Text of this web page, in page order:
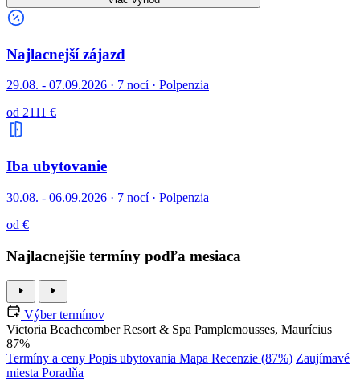
Najlacnejší zájazd
29.08. - 07.09.2026 · 7 nocí · Polpenzia
od 2111 €
Iba ubytovanie
30.08. - 06.09.2026 · 7 nocí · Polpenzia
od €
Najlacnejšie termíny podľa mesiaca
Výber termínov
Victoria Beachcomber Resort & Spa Pamplemousses, Maurícius
87%
Termíny a ceny Popis ubytovania Mapa Recenzie (87%) Zaujímavé
miesta Poradňa